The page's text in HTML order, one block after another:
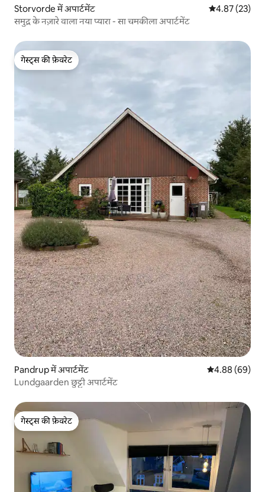
Storvorde में अपार्टमेंट औसत रेटिंग 5 में
4.87 (23)
समुद्र के नज़ारे वाला नया प्यारा - सा चमकीला अपार्टमेंट
गेस्ट्स की फ़ेवरेट
गेस्ट्स की फ़ेवरेट
Pandrup में अपार्टमेंट औसत रेटिंग 5 में
4.88 (69)
Lundgaarden छुट्टी अपार्टमेंट
गेस्ट्स की फ़ेवरेट
गेस्ट्स की फ़ेवरेट